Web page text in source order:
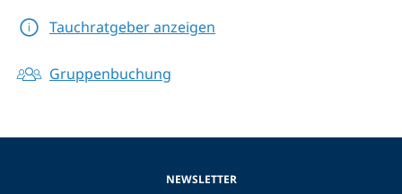
Tauchratgeber anzeigen
Gruppenbuchung
NEWSLETTER